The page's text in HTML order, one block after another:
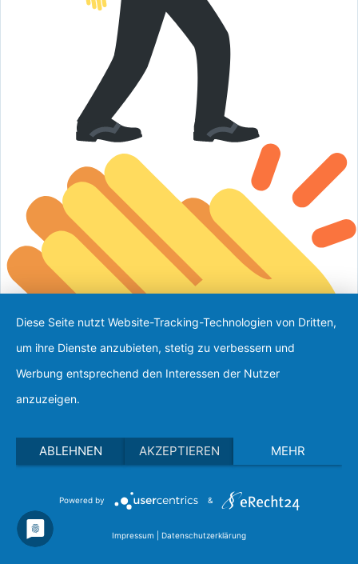
Diese Seite nutzt Website-Tracking-Technologien von Dritten,
um ihre Dienste anzubieten, stetig zu verbessern und
Werbung entsprechend den Interessen der Nutzer
anzuzeigen.
ABLEHNEN AKZEPTIEREN MEHR
Powered by &
Impressum Datenschutzerklärung